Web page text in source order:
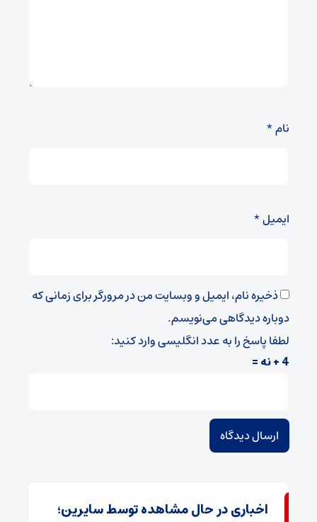
نام*
ایمیل*
ذخیره نام، ایمیل و وبسایت من در مرورگر برای زمانی که
دوباره دیدگاهی می‌نویسم.
لطفا پاسخ را به عدد انگلیسی وارد کنید:
4 + نه =
اخباری در حال مشاهده توسط سایرین؛